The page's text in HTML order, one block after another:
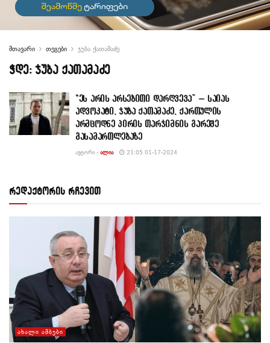
მთავარი თეგები ჯუბა ქათამაძე
ჭდე: ჯუბა ქათამაძე
“ეს არის არსებითი დარღვევა” – საიას
ადვოკატი, ჯუბა ქათამაძე, ქართულის
არმცოდნე პირის თარჯიმნის გარეშე
გასამართლებაზე
ᲐᲕᲢᲝᲠᲘ - ᲐᲚᲘᲐ 21:05 01-17-2024
რედაქტორის რჩევით
ᲐᲮᲐᲚᲘ ᲐᲛᲑᲔᲑᲘ